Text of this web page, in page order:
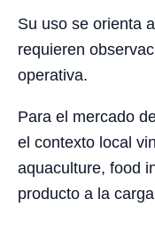
Su uso se orienta
requieren
operativa.
Para el mercado
el contexto local
aquaculture, food
producto a la